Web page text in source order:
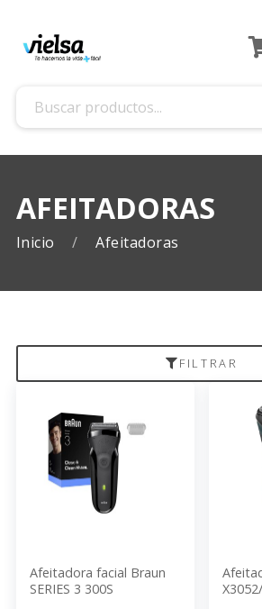
AFEITADORAS
Inicio Afeitadoras
FILTRAR
Afeitadora facial Braun
SERIES 3 300S